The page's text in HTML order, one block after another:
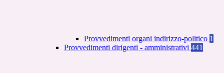
Provvedimenti organi indirizzo-politico 1
Provvedimenti dirigenti - amministrativi 441